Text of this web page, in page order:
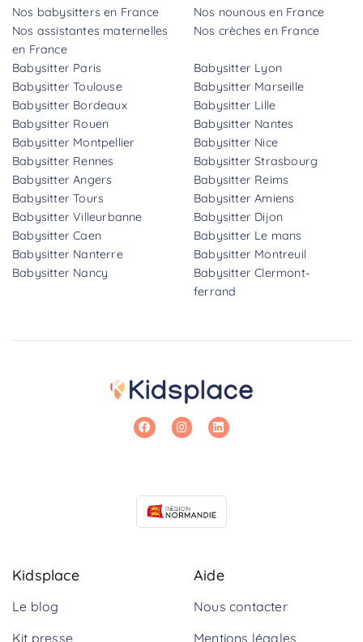
Nos babysitters en France
Nos nounous en France
Nos assistantes maternelles
en France
Nos crèches en France
Babysitter Paris
Babysitter Lyon
Babysitter Toulouse
Babysitter Marseille
Babysitter Bordeaux
Babysitter Lille
Babysitter Rouen
Babysitter Nantes
Babysitter Montpellier
Babysitter Nice
Babysitter Rennes
Babysitter Strasbourg
Babysitter Angers
Babysitter Reims
Babysitter Tours
Babysitter Amiens
Babysitter Villeurbanne
Babysitter Dijon
Babysitter Caen
Babysitter Le mans
Babysitter Nanterre
Babysitter Montreuil
Babysitter Nancy
Babysitter Clermont-
ferrand
Kidsplace
Le blog
Kit presse
Aide
Nous contacter
Mentions légales